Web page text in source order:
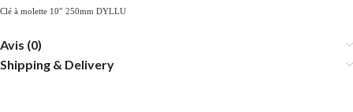
Clé à molette 10″ 250mm DYLLU
Avis (0)
Shipping & Delivery